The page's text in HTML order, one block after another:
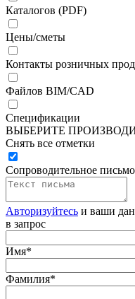
Каталогов (PDF)
Цены/сметы
Контакты розничных
Файлов BIM/CAD
Спецификации
ВЫБЕРИТЕ
Снять все отметки
Сопроводительное письмо
Авторизуйтесь и ваши
в запрос
Имя*
Фамилия*